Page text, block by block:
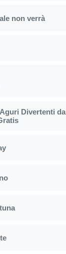
non verrà
Divertenti da